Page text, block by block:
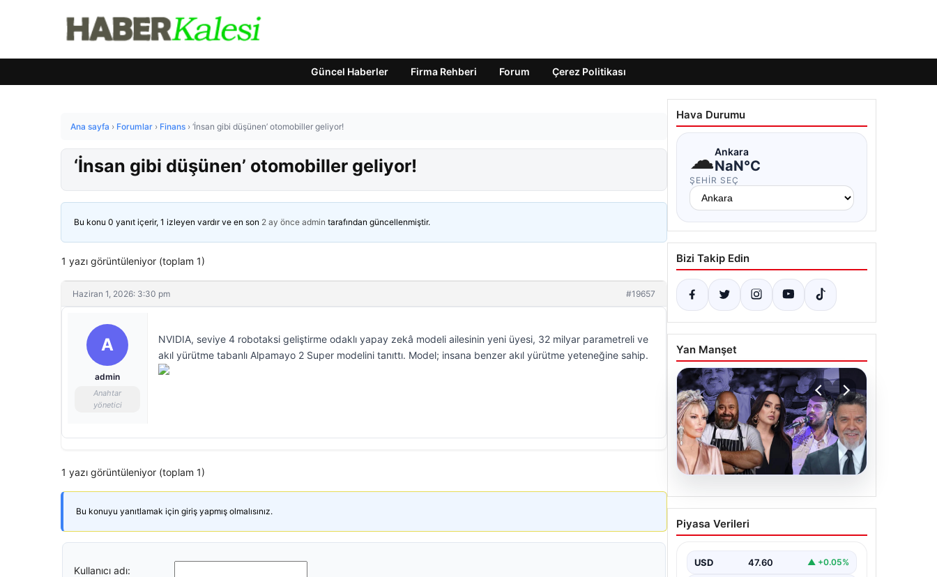
Güncel Haberler Firma Rehberi Forum Çerez Politikası
Ana sayfa › Forumlar › Finans › ‘İnsan gibi düşünen’ otomobiller geliyor!
‘İnsan gibi düşünen’ otomobiller geliyor!
Bu konu 0 yanıt içerir, 1 izleyen vardır ve en son 2 ay önce admin tarafından güncellenmiştir.
1 yazı görüntüleniyor (toplam 1)
Haziran 1, 2026: 3:30 pm #19657
A
admin
Anahtar
yönetici
NVIDIA, seviye 4 robotaksi geliştirme odaklı yapay zekâ modeli ailesinin yeni üyesi, 32 milyar parametreli ve
akıl yürütme tabanlı Alpamayo 2 Super modelini tanıttı. Model; insana benzer akıl yürütme yeteneğine sahip.
1 yazı görüntüleniyor (toplam 1)
Bu konuyu yanıtlamak için giriş yapmış olmalısınız.
Kullanıcı adı:
Hava Durumu
☁Ankara
NaN°C
ŞEHIR SEÇ
Bizi Takip Edin
Yan Manşet
MASAK’tan Ahbap
Derneği raporu. Hangi
{"title": "MASAK Raporunda Ahbap
Piyasa Verileri
USD 47.60 ▲ +0.05%